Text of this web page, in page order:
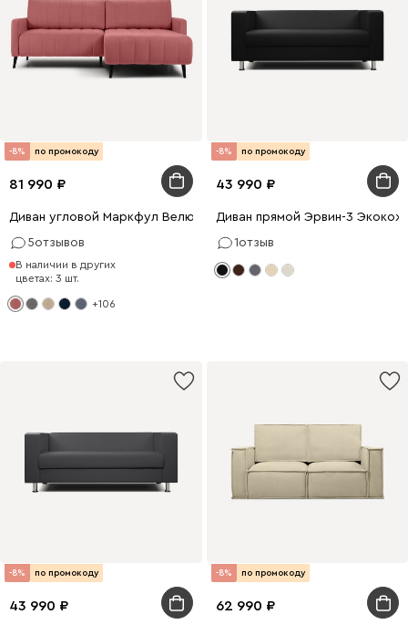
-8% по промокоду
81 990
Диван угловой Маркфул Велюр Розовый
5отзывов
В наличии в других
цветах: 3 шт.
+106
-8% по промокоду
43 990
Диван прямой Эрвин-3
1отзыв
-8% по промокоду
43 990
-8% по промокоду
62 990